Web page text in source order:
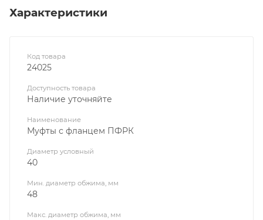
Характеристики
Код товара
24025
Доступность товара
Наличие уточняйте
Наименование
Муфты с фланцем ПФРК
Диаметр условный
40
Мин. диаметр обжима, мм
48
Макс. диаметр обжима, мм